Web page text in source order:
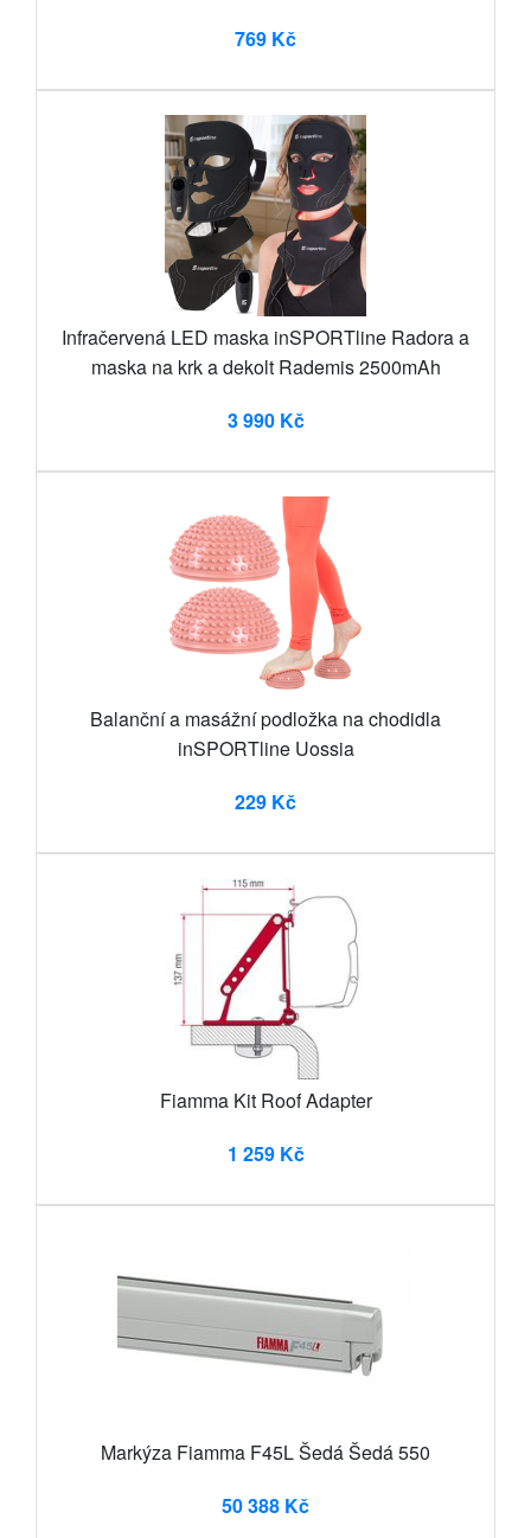
769 Kč
Infračervená LED maska inSPORTline Radora a
maska na krk a dekolt Rademis 2500mAh
3 990 Kč
Balanční a masážní podložka na chodidla
inSPORTline Uossia
229 Kč
Fiamma Kit Roof Adapter
1 259 Kč
Markýza Fiamma F45L Šedá Šedá 550
50 388 Kč